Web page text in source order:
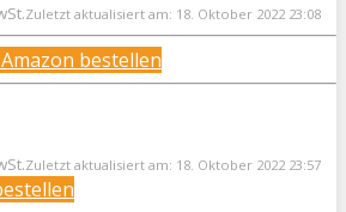
Zuletzt aktualisiert am: 18. Oktober 2022 23:08
Amazon bestellen
Zuletzt aktualisiert am: 18. Oktober 2022 23:57